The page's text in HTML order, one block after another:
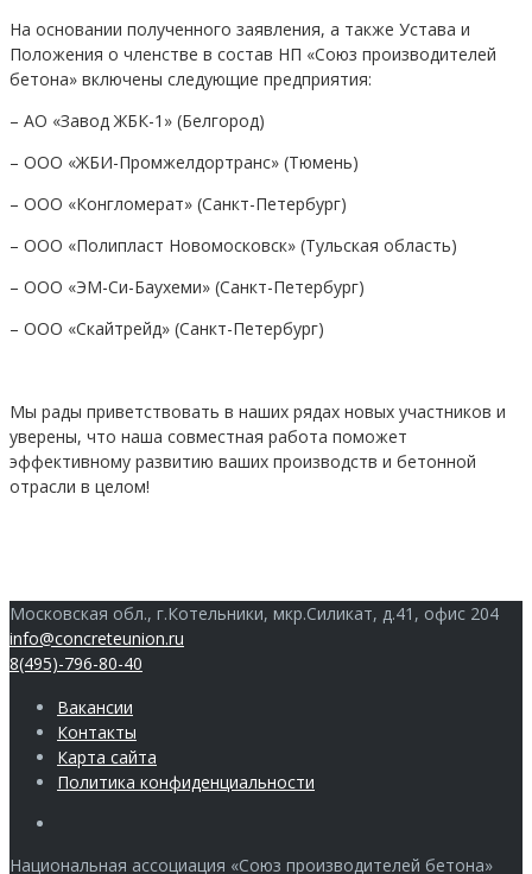
На основании полученного заявления, а также Устава и
Положения о членстве в состав НП «Союз производителей
бетона» включены следующие предприятия:
– АО «Завод ЖБК-1» (Белгород)
– ООО «ЖБИ-Промжелдортранс» (Тюмень)
– ООО «Конгломерат» (Санкт-Петербург)
– ООО «Полипласт Новомосковск» (Тульская область)
– ООО «ЭМ-Си-Баухеми» (Санкт-Петербург)
– ООО «Скайтрейд» (Санкт-Петербург)
Мы рады приветствовать в наших рядах новых участников и
уверены, что наша совместная работа поможет
эффективному развитию ваших производств и бетонной
отрасли в целом!
Московская обл., г.Котельники, мкр.Силикат, д.41, офис 204
info@concreteunion.ru
8(495)-796-80-40
Вакансии
Контакты
Карта сайта
Политика конфиденциальности
Национальная ассоциация «Союз производителей бетона»